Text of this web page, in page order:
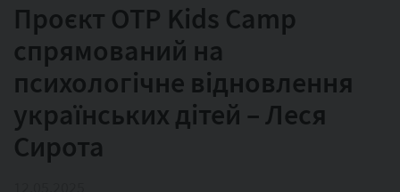
Проєкт OTP Kids Camp
спрямований на
психологічне відновлення
українських дітей – Леся
Сирота